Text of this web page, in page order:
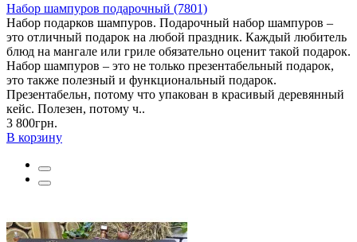
Набор шампуров подарочный (7801)
Набор подарков шампуров. Подарочный набор шампуров –
это отличный подарок на любой праздник. Каждый любитель
блюд на мангале или гриле обязательно оценит такой подарок.
Набор шампуров – это не только презентабельный подарок,
это также полезный и функциональный подарок.
Презентабельн, потому что упакован в красивый деревянный
кейс. Полезен, потому ч..
3 800грн.
В корзину